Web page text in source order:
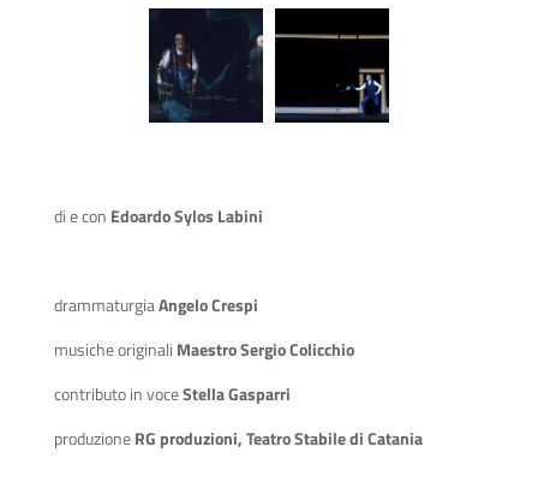
di e con Edoardo Sylos Labini
drammaturgiaAngelo Crespi
musiche originali Maestro Sergio Colicchio
contributo in voceStella Gasparri
produzioneRG produzioni, Teatro Stabile di Catania